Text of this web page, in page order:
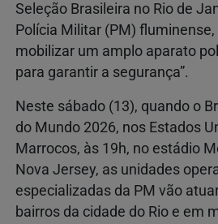
Seleção Brasileira no Rio de
Polícia Militar (PM) fluminense,
mobilizar um amplo aparato
para garantir a segurança”.
Neste sábado (13), quando o
do Mundo 2026, nos Estados
Marrocos, às 19h, no estádio
Nova Jersey, as unidades
especializadas da PM vão
bairros da cidade do Rio e em